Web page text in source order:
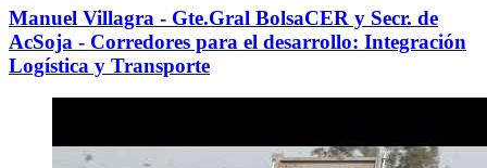
Manuel Villagra - Gte.Gral BolsaCER y Secr. de
AcSoja - Corredores para el desarrollo: Integración
Logística y Transporte